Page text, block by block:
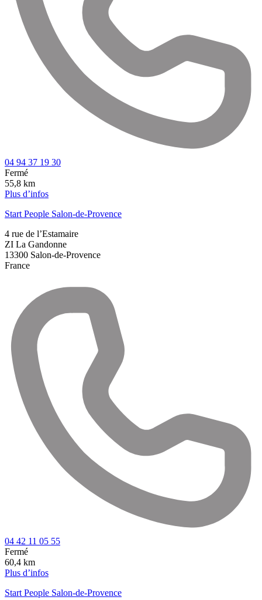
04 94 37 19 30
Fermé
55,8 km
Plus d’infos
Start People Salon-de-Provence
4 rue de l’Estamaire
ZI La Gandonne
13300 Salon-de-Provence
France
04 42 11 05 55
Fermé
60,4 km
Plus d’infos
Start People Salon-de-Provence